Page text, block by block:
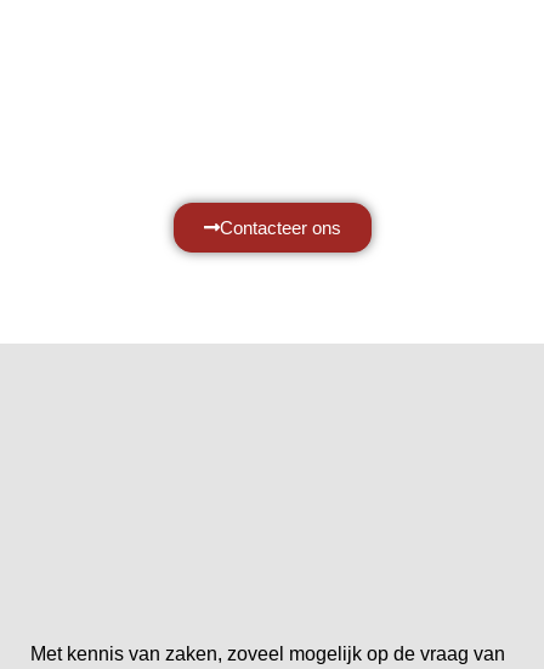
Contacteer ons
Met kennis van zaken, zoveel mogelijk op de vraag van